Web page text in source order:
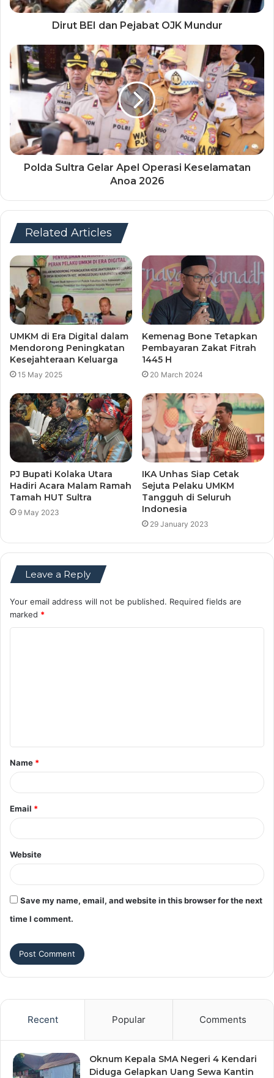
Dirut BEI dan Pejabat OJK Mundur
Polda Sultra Gelar Apel Operasi Keselamatan
Anoa 2026
Related Articles
UMKM di Era Digital dalam
Mendorong Peningkatan
Kesejahteraan Keluarga
15 May 2025
Kemenag Bone Tetapkan
Pembayaran Zakat Fitrah
1445 H
20 March 2024
PJ Bupati Kolaka Utara
Hadiri Acara Malam Ramah
Tamah HUT Sultra
9 May 2023
IKA Unhas Siap Cetak
Sejuta Pelaku UMKM
Tangguh di Seluruh
Indonesia
29 January 2023
Leave a Reply
Your email address will not be published. Required fields are
marked *
t
*
Name *
Email *
Website
Save my name, email, and website in this browser for the next
time I comment.
Recent Popular Comments
Oknum Kepala SMA Negeri 4 Kendari
Diduga Gelapkan Uang Sewa Kantin